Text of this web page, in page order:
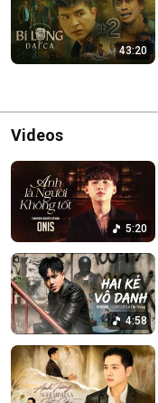
43:20
Videos
5:20
4:58